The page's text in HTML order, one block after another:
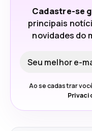
Cadastre-se
principais
novidades do
Seu e-mail
Ao se cadastrar